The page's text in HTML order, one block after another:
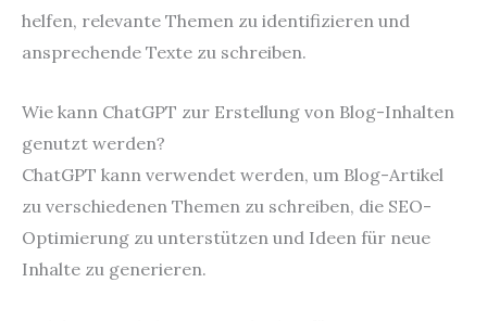
helfen, relevante Themen zu identifizieren und
ansprechende Texte zu schreiben.
Wie kann ChatGPT zur Erstellung von Blog-Inhalten
genutzt werden?
ChatGPT kann verwendet werden, um Blog-Artikel
zu verschiedenen Themen zu schreiben, die SEO-
Optimierung zu unterstützen und Ideen für neue
Inhalte zu generieren.